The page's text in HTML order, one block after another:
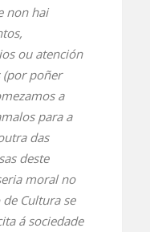
non hai
ou atención
(por poñer
a
para a
das
deste
moral no
Cultura se
á sociedade